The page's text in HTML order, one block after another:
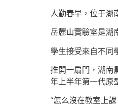
人勤春早，位于湖
岳麓山實驗室是湖
學生接受來自不同
推開一扇門，湖南
年上半年第一代原
“怎么沒在教室上